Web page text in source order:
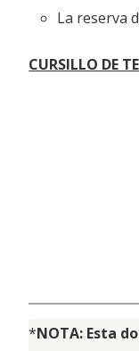
La reserva
CURSILLO DE
*NOTA: Esta